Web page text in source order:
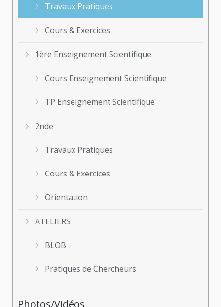
Travaux Pratiques
Cours & Exercices
1ère Enseignement Scientifique
Cours Enseignement Scientifique
TP Enseignement Scientifique
2nde
Travaux Pratiques
Cours & Exercices
Orientation
ATELIERS
BLOB
Pratiques de Chercheurs
Photos/Vidéos